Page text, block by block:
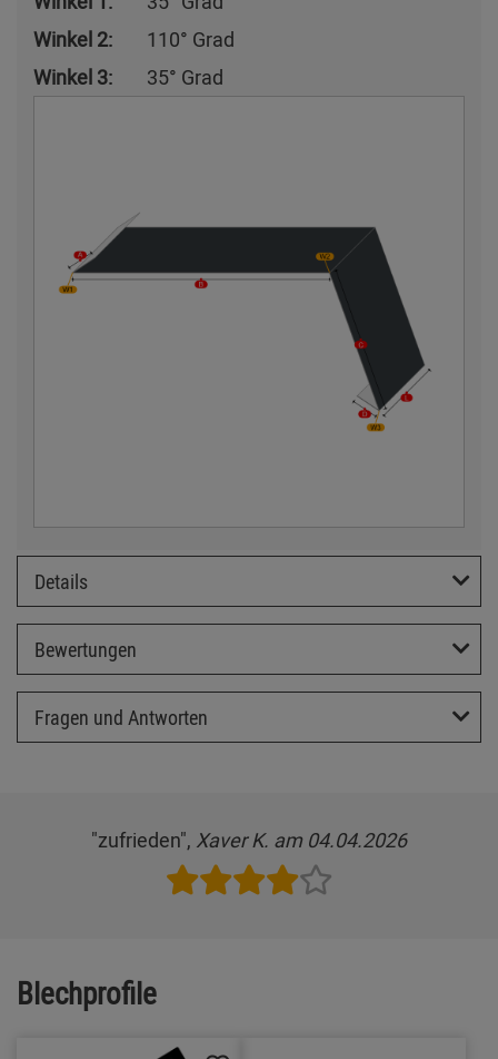
Winkel 2:
110° Grad
Winkel 3:
35° Grad
Details
Bewertungen
Fragen und Antworten
"zufrieden", Xaver K. am 04.04.2026
Blechprofile